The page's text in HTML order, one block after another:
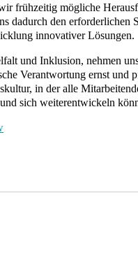
frühzeitig mögliche
dadurch den erforderlichen
innovativer Lösungen.
und Inklusion, nehmen
Verantwortung ernst und
in der alle
sich weiterentwickeln